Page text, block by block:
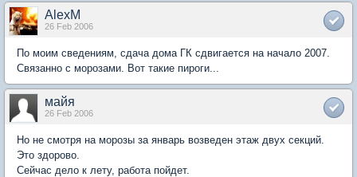
AlexM
26 Feb 2006
По моим сведениям, сдача дома ГК сдвигается на начало 2007.
Связанно с морозами. Вот такие пироги...
майя
26 Feb 2006
Но не смотря на морозы за январь возведен этаж двух секций.
Это здорово.
Сейчас дело к лету, работа пойдет.